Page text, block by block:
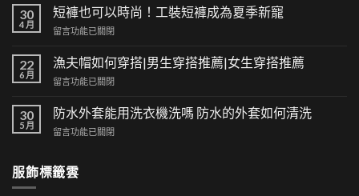
典
與
潮
的
集：
街
風
來
30
4 月
短褲也可以時尚！工裝短褲成為夏季新寵
在
褲
也
可
時
工
短
褲
留言功能已關閉
22
6 月
漁夫帽如何穿搭|男生穿搭推薦|女生穿搭推薦
在
夫
帽
如
搭|
留言功能已關閉
30
5 月
防水外套能用洗衣機洗嗎 防水的外套如何清洗
在
外
留言功能已關閉
服飾標籤雲